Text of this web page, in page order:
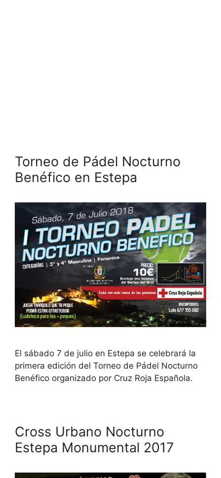
Torneo de Pádel Nocturno
Benéfico en Estepa
El sábado 7 de julio en Estepa se celebrará la
primera edición del Torneo de Pádel Nocturno
Benéfico organizado por Cruz Roja Española.
Cross Urbano Nocturno
Estepa Monumental 2017